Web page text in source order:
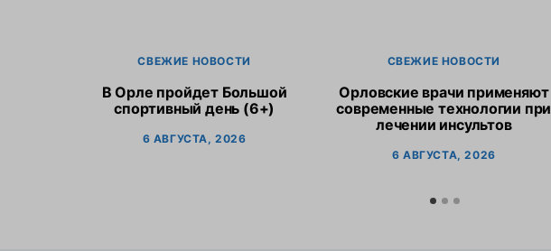
СВЕЖИЕ НОВОСТИ
В Орле пройдет Большой
спортивный день (6+)
6 АВГУСТА, 2026
СВЕЖИЕ НОВОСТИ
Орловские врачи применяют
современные технологии при
лечении инсультов
6 АВГУСТА, 2026